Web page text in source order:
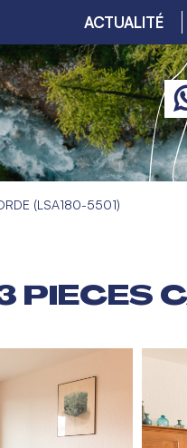
ACTUALITÉ
(LSA180-5501)
PIECES